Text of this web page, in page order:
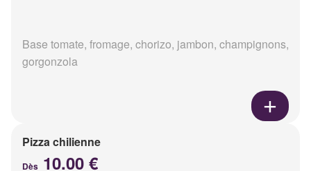
Base tomate, fromage, chorizo, jambon, champignons,
gorgonzola
Pizza chilienne
Dès 10.00 €